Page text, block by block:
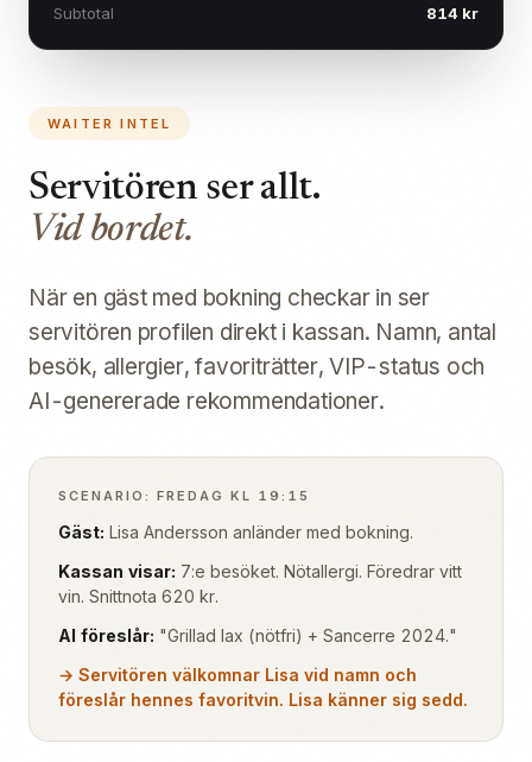
Subtotal 814 kr
WAITER INTEL
Servitören ser allt.
Vid bordet.
När en gäst med bokning checkar in ser
servitören profilen direkt i kassan. Namn, antal
besök, allergier, favoriträtter, VIP-status och
AI-genererade rekommendationer.
SCENARIO: FREDAG KL 19:15
Gäst: Lisa Andersson anländer med bokning.
Kassan visar: 7:e besöket. Nötallergi. Föredrar vitt
vin. Snittnota 620 kr.
AI föreslår: "Grillad lax (nötfri) + Sancerre 2024."
→ Servitören välkomnar Lisa vid namn och
föreslår hennes favoritvin. Lisa känner sig sedd.